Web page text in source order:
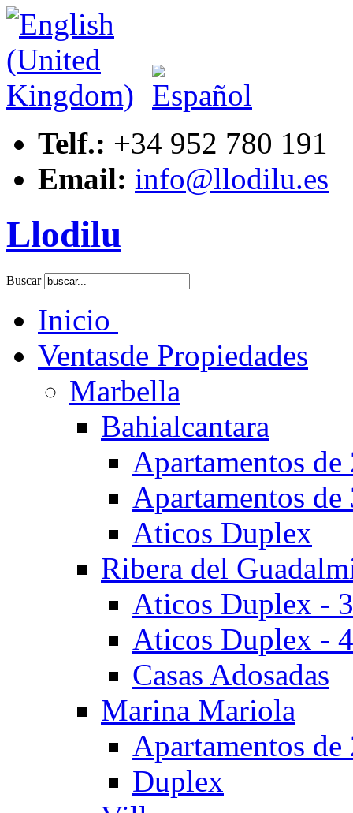
Telf.: +34 952 780 191
Email: info@llodilu.es
Llodilu
Buscar
Inicio
Ventasde Propiedades
Marbella
Bahialcantara
Apartamentos
Apartamentos
Aticos Duplex
Ribera del
Aticos Duplex -
Aticos Duplex -
Casas Adosadas
Marina Mariola
Apartamentos
Duplex